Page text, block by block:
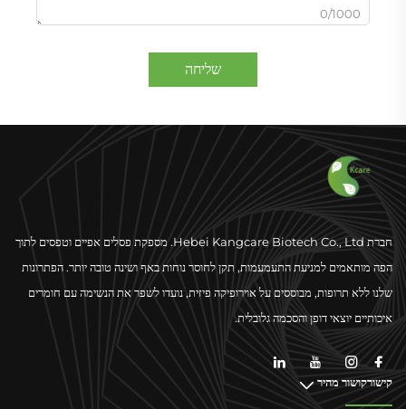
0/1000
שליחה
חברת Hebei Kangcare Biotech Co., Ltd. מספקת פסלים אפיים וטפסים לתוך
הפה מותאמים למניעת התעמעמות, תקן לחוסר נוחות באף ושינה טובה יותר. הפתרונות
שלנו ללא תרופות, מבוססים על אוירופיקה פיזית, נועדו לשפר את הנשימה עם חומרים
איכותיים יוצאי דופן והסכמה גלובלית.
קישורקושור מהיר